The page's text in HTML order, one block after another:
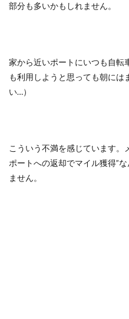
部分も多いかもしれません。
家から近いポートにいつも自転
も利用しようと思っても朝に
い…）
こういう不満を感じています。
ポートへの返却でマイル獲得”
ません。